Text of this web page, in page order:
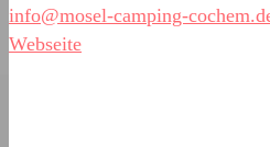
info@mosel-camping-
Webseite